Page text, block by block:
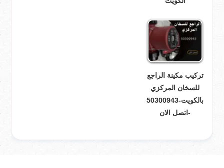
تركيب مكينة الراجع
للسخان المركزي
بالكويت-50300943
-اتصل الان